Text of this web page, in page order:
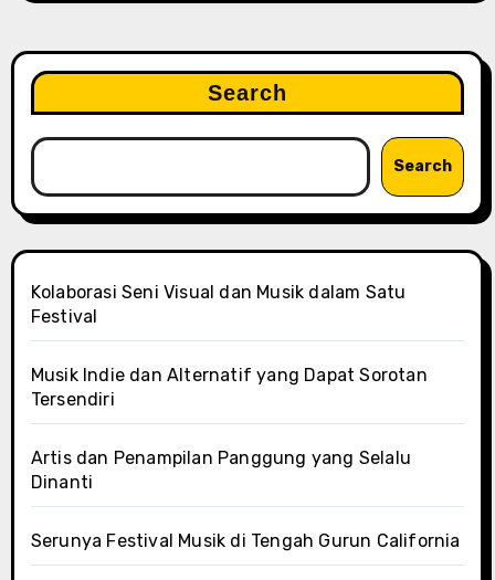
Search
Search
Kolaborasi Seni Visual dan Musik dalam Satu
Festival
Musik Indie dan Alternatif yang Dapat Sorotan
Tersendiri
Artis dan Penampilan Panggung yang Selalu
Dinanti
Serunya Festival Musik di Tengah Gurun California